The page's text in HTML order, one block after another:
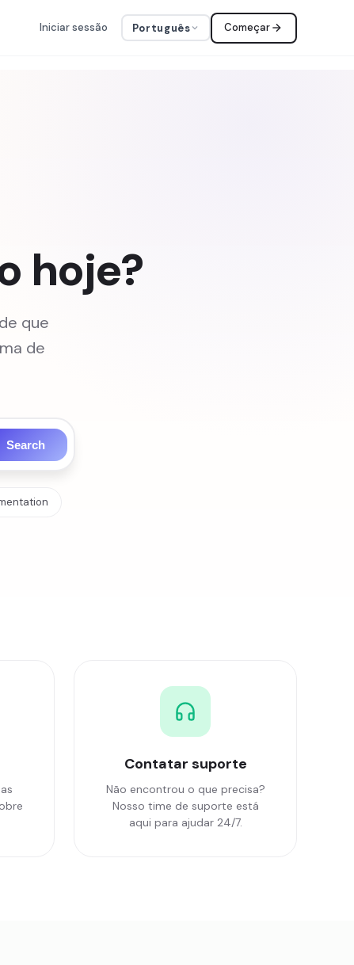
Iniciar sessão Português Começar
hoje?
que
de
Search
Contatar suporte
Não encontrou o que precisa?
Nosso time de suporte está
aqui para ajudar 24/7.